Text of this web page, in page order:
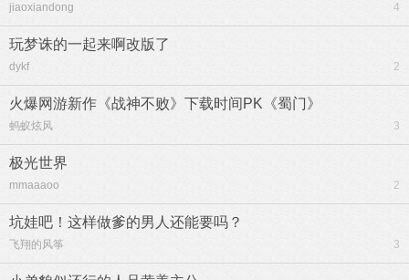
jiaoxiandong 4
玩梦诛的一起来啊改版了
dykf 2
火爆网游新作《战神不败》下载时间PK《蜀门》
蚂蚁炫风 3
极光世界
mmaaaoo 2
坑娃吧！这样做爹的男人还能要吗？
飞翔的风筝 3